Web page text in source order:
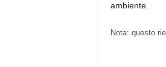
ambiente.
Nota: questo